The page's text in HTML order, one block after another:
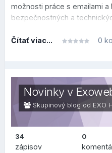
možnosti práce s emailami
bezpečnostných a
oblasti IT), v druhej sekcii je
bežnej používateľskej úrovni.
Čítať viac... 0
Novinky v
Skupinový blog od EXO
34
zápisov
0